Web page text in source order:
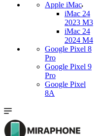
Apple iMac
iMac 24
2023 M3
iMac 24
2024 M4
Google Pixel 8
Pro
Google Pixel 9
Pro
Google Pixel
8A